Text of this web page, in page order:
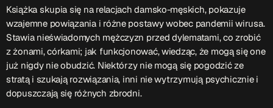
Patronat medialny Radia Fraszka– regulamin, logotypy,
itp.Czytaj więcej…
Wyszukaj
Książka skupia się na relacjach damsko-męskich, pokazuje
wzajemne powiązania i różne postawy wobec pandemii wirusa.
Stawia nieświadomych mężczyzn przed dylematami, co zrobić
z żonami, córkami; jak funkcjonować, wiedząc, że mogą się one
już nigdy nie obudzić. Niektórzy nie mogą się pogodzić ze
stratą i szukają rozwiązania, inni nie wytrzymują psychicznie i
dopuszczają się różnych zbrodni.